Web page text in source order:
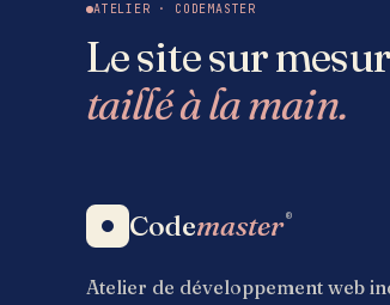
ATELIER · CODEMASTER
Le site sur
taillé à la main.
Codemaster®
Atelier de développement web